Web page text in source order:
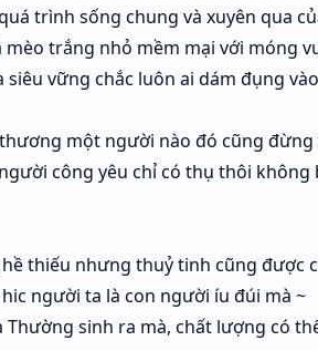
trình sống chung và xuyên qua
trắng nhỏ mềm mại với móng
vững chắc luôn ai dám đụng
một người nào đó cũng
công yêu chỉ có thụ thôi
thiếu nhưng thuỷ tinh cũng được
người ta là con người íu đúi mà ~
Thường sinh ra mà, chất lượng có